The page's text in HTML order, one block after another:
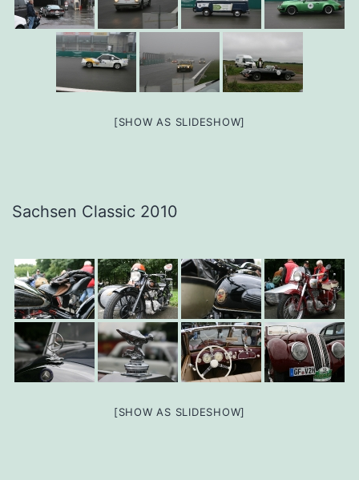
[SHOW AS SLIDESHOW]
Sachsen Classic 2010
[SHOW AS SLIDESHOW]